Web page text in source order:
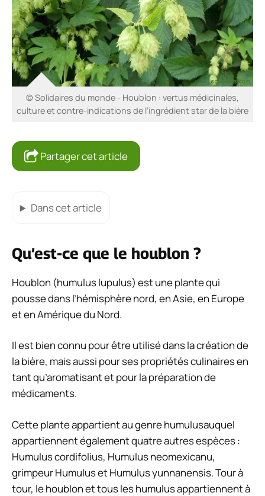
© Solidaires du monde - Houblon : vertus médicinales,
culture et contre-indications de l’ingrédient star de la bière
Partager cet article
Dans cet article
Qu’est-ce que le houblon ?
Houblon (humulus lupulus) est une plante qui
pousse dans l’hémisphère nord, en Asie, en Europe
et en Amérique du Nord.
Il est bien connu pour être utilisé dans la création de
la bière, mais aussi pour ses propriétés culinaires en
tant qu’aromatisant et pour la préparation de
médicaments.
Cette plante appartient au genrehumulusauquel
appartiennent également quatre autres espèces :
Humulus cordifolius, Humulus neomexicanu,
grimpeur HumulusetHumulus yunnanensis.Tour à
tour, le houblon et tous leshumulusappartiennent à